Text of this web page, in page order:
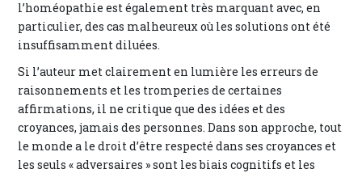
l’homéopathie est également très marquant avec, en
particulier, des cas malheureux où les solutions ont été
insuffisamment diluées.
Si l’auteur met clairement en lumière les erreurs de
raisonnements et les tromperies de certaines
affirmations, il ne critique que des idées et des
croyances, jamais des personnes. Dans son approche, tout
le monde a le droit d’être respecté dans ses croyances et
les seuls « adversaires » sont les biais cognitifs et les